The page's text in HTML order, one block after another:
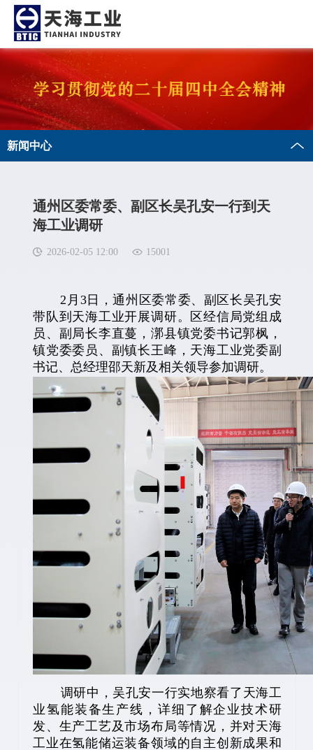
新闻中心
通州区委常委、副区长吴孔安一行到天
海工业调研
2026-02-05 12:00 15001
2月3日，通州区委常委、副区长吴孔安
带队到天海工业开展调研。区经信局党组成
员、副局长李直蔓，漷县镇党委书记郭枫，
镇党委委员、副镇长王峰，天海工业党委副
书记、总经理邵天新及相关领导参加调研。
调研中，吴孔安一行实地察看了天海工
业氢能装备生产线，详细了解企业技术研
发、生产工艺及市场布局等情况，并对天海
工业在氢能储运装备领域的自主创新成果和